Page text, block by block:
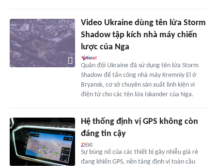
Video Ukraine dùng tên lửa Storm
Shadow tập kích nhà máy chiến
lược của Nga
Quân đội Ukraine đã sử dụng tên lửa Storm
Shadow để tấn công nhà máy Kremniy El ở
Bryansk, cơ sở chuyên sản xuất linh kiện vi
điện tử cho các tên lửa Iskander của Nga.
Hệ thống định vị GPS không còn
đáng tin cậy
Sự bùng nổ của các thiết bị gây nhiễu giá rẻ
đang khiến GPS, nền tảng định vị toàn cầu